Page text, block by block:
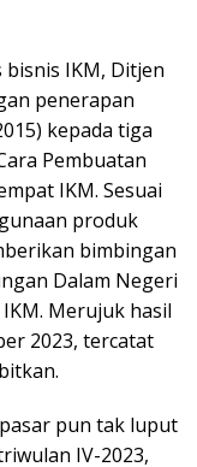
IKM, Ditjen
penerapan
kepada tiga
Pembuatan
IKM. Sesuai
produk
bimbingan
Dalam Negeri
Merujuk hasil
2023, tercatat
pun tak luput
IV-2023,